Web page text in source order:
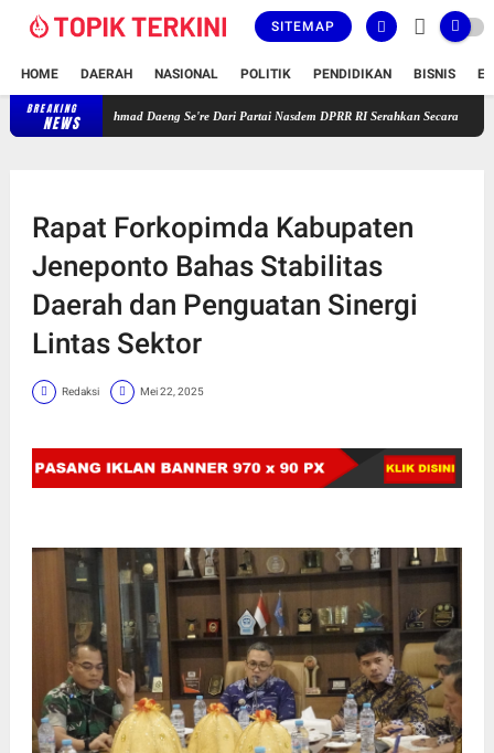
SITEMAP
HOME DAERAH NASIONAL POLITIK PENDIDIKAN BISNIS
BREAKING
NEWS Gelar Reses Masa Persidangan V Tahun 2025-2026, H. Ahmad
Rapat Forkopimda Kabupaten
Jeneponto Bahas Stabilitas
Daerah dan Penguatan Sinergi
Lintas Sektor
Redaksi Mei 22, 2025